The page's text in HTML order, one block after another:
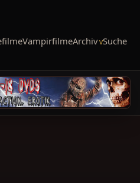
VampirfilmeArchiv Suche